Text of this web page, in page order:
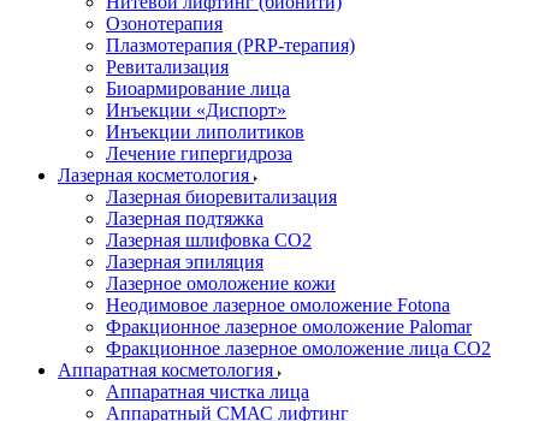
Озонотерапия
Плазмотерапия (PRP-терапия)
Ревитализация
Биоармирование лица
Инъекции «Диспорт»
Инъекции липолитиков
Лечение гипергидроза
Лазерная косметология
Лазерная биоревитализация
Лазерная подтяжка
Лазерная шлифовка CO2
Лазерная эпиляция
Лазерное омоложение кожи
Неодимовое лазерное омоложение Fotona
Фракционное лазерное омоложение Palomar
Фракционное лазерное омоложение лица СО2
Аппаратная косметология
Аппаратная чистка лица
Аппаратный СМАС лифтинг